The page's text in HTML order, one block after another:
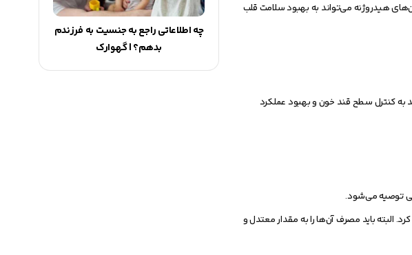
هیدروژنه می‌تواند به بهبود سلامت قلب
به کنترل سطح قند خون و بهبود عملکرد
توصیه می‌شود.
البته باید مصرف آن‌ها را به مقدار معتدل و
چه اطلاعاتی راجع به جنسیت به فرزندم
بدهم؟ | گهوارک